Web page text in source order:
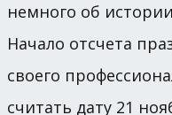
немного об
Начало отсчета
своего
считать дату 21